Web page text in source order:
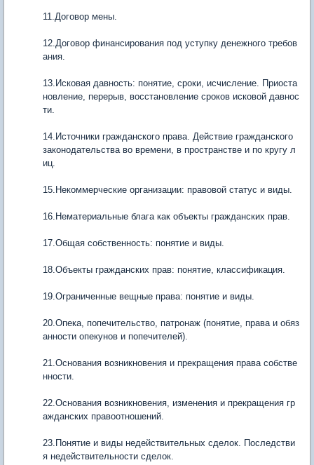
11.Договор мены.
12.Договор финансирования под уступку денежного требов
ания.
13.Исковая давность: понятие, сроки, исчисление. Приоста
новление, перерыв, восстановление сроков исковой давнос
ти.
14.Источники гражданского права. Действие гражданского
законодательства во времени, в пространстве и по кругу л
иц.
15.Некоммерческие организации: правовой статус и виды.
16.Нематериальные блага как объекты гражданских прав.
17.Общая собственность: понятие и виды.
18.Объекты гражданских прав: понятие, классификация.
19.Ограниченные вещные права: понятие и виды.
20.Опека, попечительство, патронаж (понятие, права и обяз
анности опекунов и попечителей).
21.Основания возникновения и прекращения права собстве
нности.
22.Основания возникновения, изменения и прекращения гр
ажданских правоотношений.
23.Понятие и виды недействительных сделок. Последстви
я недействительности сделок.